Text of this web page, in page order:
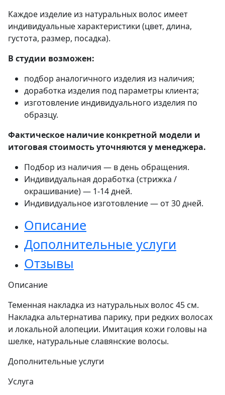
Каждое изделие из натуральных волос имеет
индивидуальные характеристики (цвет, длина,
густота, размер, посадка).
В студии возможен:
подбор аналогичного изделия из наличия;
доработка изделия под параметры клиента;
изготовление индивидуального изделия по
образцу.
Фактическое наличие конкретной модели и
итоговая стоимость уточняются у менеджера.
Подбор из наличия — в день обращения.
Индивидуальная доработка (стрижка /
окрашивание) — 1-14 дней.
Индивидуальное изготовление — от 30 дней.
Описание
Дополнительные услуги
Отзывы
Описание
Теменная накладка из натуральных волос 45 см.
Накладка альтернатива парику, при редких волосах
и локальной алопеции. Имитация кожи головы на
шелке, натуральные славянские волосы.
Дополнительные услуги
Услуга